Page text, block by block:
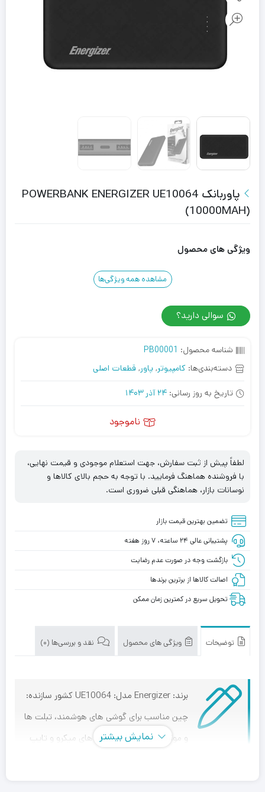
پاوربانک POWERBANK ENERGIZER UE10064
(10000MAH)
ویژگی های محصول
مشاهده همه ویژگی‌ها
سوالی دارید؟
شناسه محصول: PB00001
دسته‌بندی‌ها: کامپیوتر, پاور, قطعات اصلی
تاریخ به روز رسانی: 24 آذر 1403
ناموجود
لطفاً پیش از ثبت سفارش، جهت استعلام موجودی و قیمت نهایی،
با فروشنده هماهنگ فرمایید. با توجه به حجم بالای کالاها و
نوسانات بازار، هماهنگی قبلی ضروری است.
تضمین بهترین قیمت بازار
پشتیبانی عالی ۲۴ ساعته، ۷ روز هفته
بازگشت وجه در صورت عدم رضایت
اصالت کالاها از برترین برندها
تحویل سریع در کمترین زمان ممکن
توضیحات ویژگی های محصول نقد و بررسی‌ها (0)
برند: Energizer مدل: UE10064 کشور سازنده:
چین مناسب برای گوشی های هوشمند، تبلت ها
و موارد مشابهدارای ورودی های میکرو و تایپ
نمایش بیشتر